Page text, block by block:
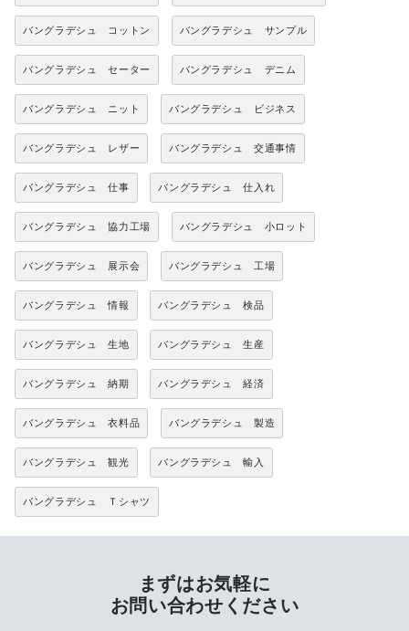
バングラデシュ コットン バングラデシュ サンプル
バングラデシュ セーター バングラデシュ デニム
バングラデシュ ニット バングラデシュ ビジネス
バングラデシュ レザー バングラデシュ 交通事情
バングラデシュ 仕事 バングラデシュ 仕入れ
バングラデシュ 協力工場 バングラデシュ 小ロット
バングラデシュ 展示会 バングラデシュ 工場
バングラデシュ 情報 バングラデシュ 検品
バングラデシュ 生地 バングラデシュ 生産
バングラデシュ 納期 バングラデシュ 経済
バングラデシュ 衣料品 バングラデシュ 製造
バングラデシュ 観光 バングラデシュ 輸入
バングラデシュ Ｔシャツ
まずはお気軽に
お問い合わせください